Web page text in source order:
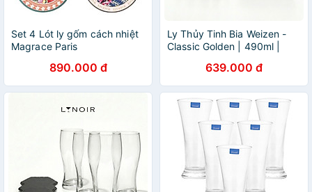
Set 4 Lót ly gốm cách nhiệt
Magrace Paris
890.000 đ
Ly Thủy Tinh Bia Weizen -
Classic Golden | 490ml |
639.000 đ